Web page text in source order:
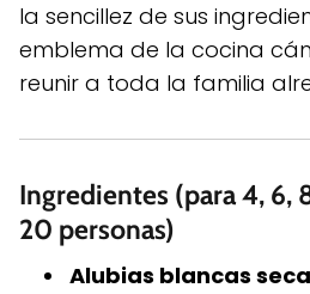
la sencillez de sus
emblema de la cocina
reunir a toda la familia
Ingredientes (para 4, 6,
20 personas)
Alubias blancas